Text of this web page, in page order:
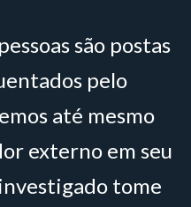
são postas
pelo
até mesmo
externo em seu
tome